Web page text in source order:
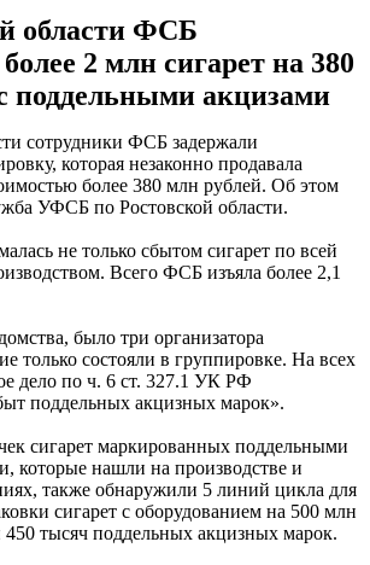
области ФСБ
2 млн сигарет на 380
поддельными акцизами
сотрудники ФСБ задержали
которая незаконно продавала
более 380 млн рублей. Об этом
УФСБ по Ростовской области.
не только сбытом сигарет по всей
Всего ФСБ изъяла более 2,1
было три организатора
только состояли в группировке. На всех
дело по ч. 6 ст. 327.1 УК РФ
поддельных акцизных марок».
сигарет маркированных поддельными
которые нашли на производстве и
также обнаружили 5 линий цикла для
сигарет с оборудованием на 500 млн
тысяч поддельных акцизных марок.